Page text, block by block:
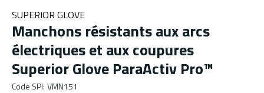
SUPERIOR GLOVE
Manchons résistants aux arcs
électriques et aux coupures
Superior Glove ParaActiv Pro™
Code SPI: VMN151